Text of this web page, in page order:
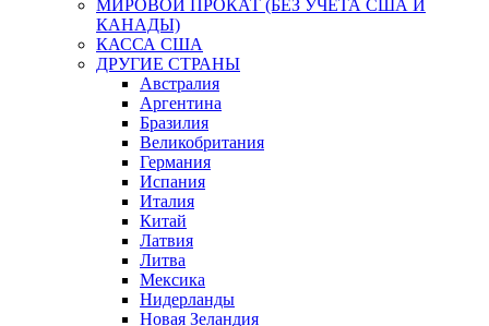
МИРОВОЙ ПРОКАТ (БЕЗ УЧЕТА США И
КАНАДЫ)
КАССА США
ДРУГИЕ СТРАНЫ
Австралия
Аргентина
Бразилия
Великобритания
Германия
Испания
Италия
Китай
Латвия
Литва
Мексика
Нидерланды
Новая Зеландия